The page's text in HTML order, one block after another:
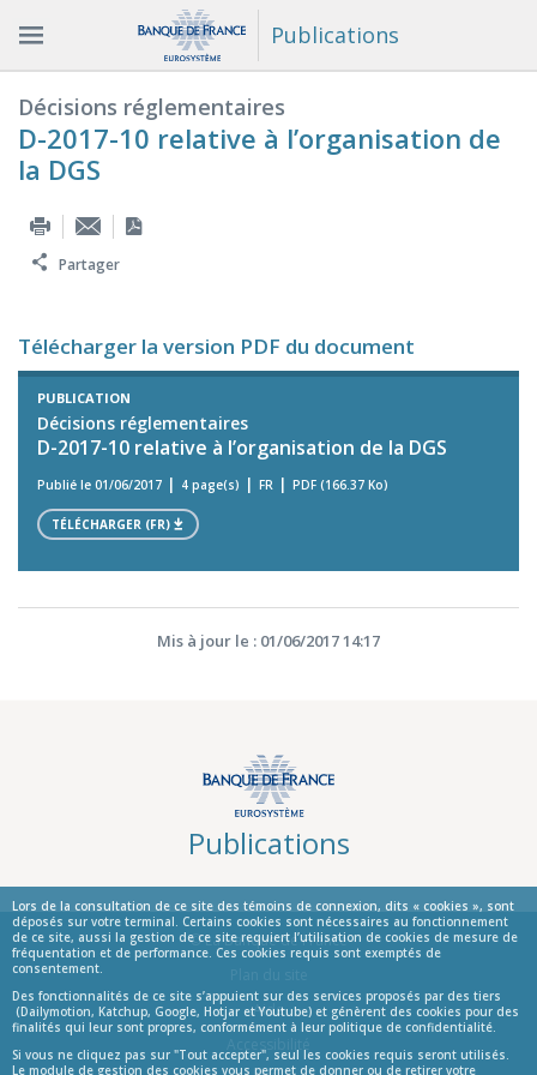
Lors de la consultation de ce site des témoins de connexion, dits « cookies », sont
déposés sur votre terminal. Certains cookies sont nécessaires au fonctionnement
de ce site, aussi la gestion de ce site requiert l’utilisation de cookies de mesure de
fréquentation et de performance. Ces cookies requis sont exemptés de
consentement.
Des fonctionnalités de ce site s’appuient sur des services proposés par des tiers
(Dailymotion, Katchup, Google, Hotjar et Youtube) et génèrent des cookies pour des
finalités qui leur sont propres, conformément à leur politique de confidentialité.
Si vous ne cliquez pas sur "Tout accepter", seul les cookies requis seront utilisés.
Le module de gestion des cookies vous permet de donner ou de retirer votre
Publications
Décisions réglementaires
D-2017-10 relative à l’organisation de
la DGS
Partager
Télécharger la version PDF du document
PUBLICATION
Décisions réglementaires
D-2017-10 relative à l’organisation de la DGS
Publié le 01/06/2017 4 page(s) FR PDF (166.37 Ko)
TÉLÉCHARGER (FR)
Mis à jour le : 01/06/2017 14:17
Publications
© La Banque de France
Informations
Aide